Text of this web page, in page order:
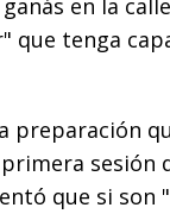
en la
que tenga
preparación
sesión
que si son